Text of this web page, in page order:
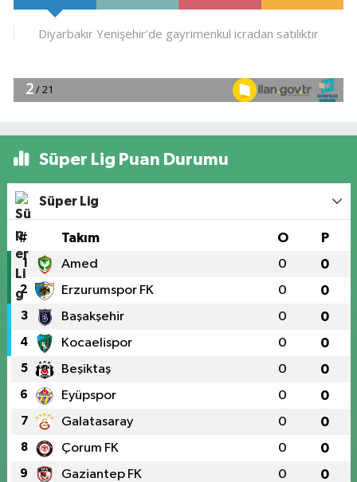
Süper Lig Puan Durumu
Süper Lig
# Takım O P
1 Amed 0 0
2 Erzurumspor FK 0 0
3 Başakşehir 0 0
4 Kocaelispor 0 0
5 Beşiktaş 0 0
6 Eyüpspor 0 0
7 Galatasaray 0 0
8 Çorum FK 0 0
9 Gaziantep FK 0 0